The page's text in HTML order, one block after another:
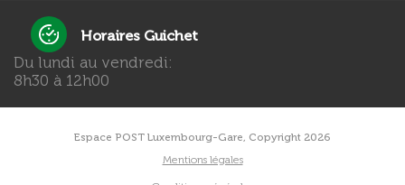
Horaires Guichet
Du lundi au vendredi:
8h30 à 12h00